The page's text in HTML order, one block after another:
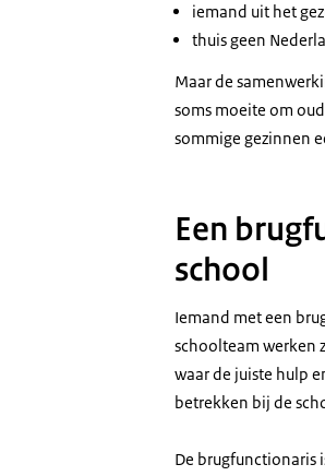
iemand uit het
thuis geen
Maar de
soms moeite om
sommige gezinnen
Een
school
Iemand met een
schoolteam werken
waar de juiste hulp
betrekken bij de
De brugfunctionaris